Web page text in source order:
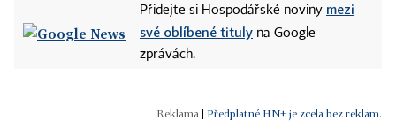
Přidejte si Hospodářské noviny mezi
své oblíbené tituly na Google
zprávách.
Předplatné HN+ je zcela bez reklam.